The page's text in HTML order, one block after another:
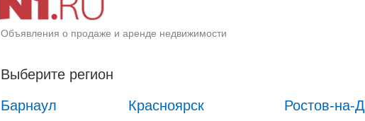
Объявления о продаже и аренде недвижимости
Выберите регион
Барнаул
Красноярск Ростов-на-